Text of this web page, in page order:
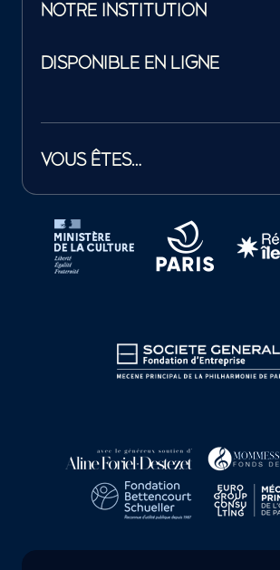
NOTRE INSTITUTION
DISPONIBLE EN LIGNE
VOUS ÊTES…
Tutelles et mécènes de la Philharmonie de Paris